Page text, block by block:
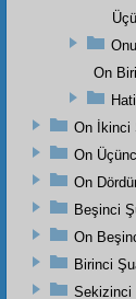
On
On İkinci
On
On
Beşinci
On
Birinci
Sekizinci